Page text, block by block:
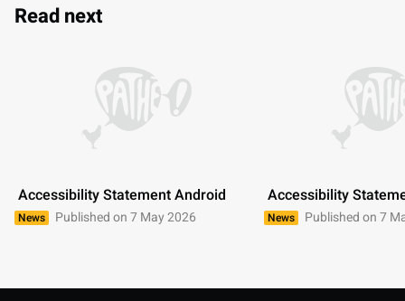
Read next
Accessibility Statement Android
News Published on 7 May 2026
Accessibility
News Published on 7